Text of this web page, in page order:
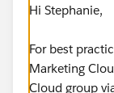
Hi Stephanie,
For best
Marketing
Cloud group